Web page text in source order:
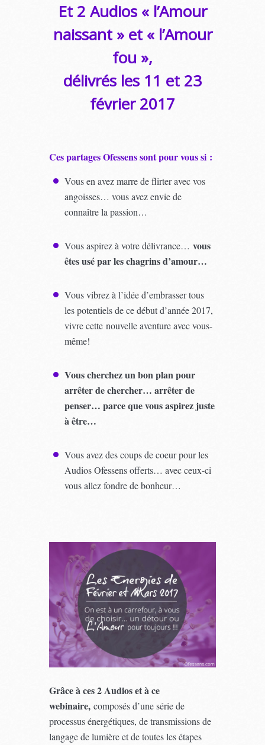
Et 2 Audios « l’Amour
naissant » et « l’Amour
fou »,
délivrés les 11 et 23
février 2017
Ces partages Ofessens sont pour vous si :
Vous en avez marre de flirter avec vos
angoisses… vous avez envie de
connaître la passion…
Vous aspirez à votre délivrance… vous
êtes usé par les chagrins d’amour…
Vous vibrez à l’idée d’embrasser tous
les potentiels de ce début d’année 2017,
vivre cette nouvelle aventure avec vous-
même!
Vous cherchez un bon plan pour
arrêter de chercher… arrêter de
penser… parce que vous aspirez juste
à être…
Vous avez des coups de coeur pour les
Audios Ofessens offerts… avec ceux-ci
vous allez fondre de bonheur…
Grâce à ces 2 Audios et à ce
webinaire, composés d’une série de
processus énergétiques, de transmissions de
langage de lumière et de toutes les étapes